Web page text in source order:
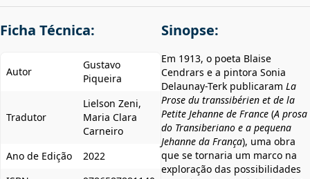
Ficha Técnica:
Autor
Gustavo
Piqueira
Tradutor
Lielson Zeni,
Maria Clara
Carneiro
Ano de Edição
2022
Sinopse:
Em 1913, o poeta Blaise
Cendrars e a pintora Sonia
Delaunay-Terk publicaram La
Prose du transsibérien et de la
Petite Jehanne de France (A prosa
do Transiberiano e a pequena
Jehanne da França), uma obra
que se tornaria um marco na
exploração das possibilidades